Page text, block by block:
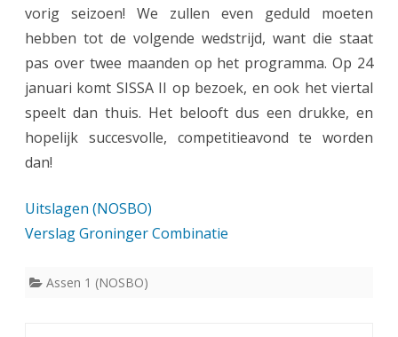
vorig seizoen! We zullen even geduld moeten
hebben tot de volgende wedstrijd, want die staat
pas over twee maanden op het programma. Op 24
januari komt SISSA II op bezoek, en ook het viertal
speelt dan thuis. Het belooft dus een drukke, en
hopelijk succesvolle, competitieavond te worden
dan!
Uitslagen (NOSBO)
Verslag Groninger Combinatie
Assen 1 (NOSBO)